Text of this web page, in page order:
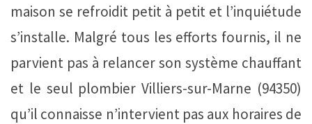
maison se refroidit petit à petit et l’inquiétude
s’installe. Malgré tous les efforts fournis, il ne
parvient pas à relancer son système chauffant
et le seul plombier Villiers-sur-Marne (94350)
qu’il connaisse n’intervient pas aux horaires de